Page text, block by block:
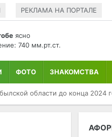
РЕКЛАМА НА ПОРТАЛЕ
ясно
740 мм.рт.ст.
ФОТО ЗНАКОМСТВА
области до конца 2024